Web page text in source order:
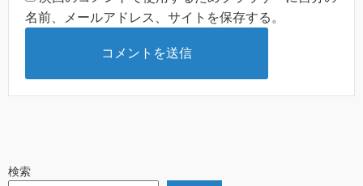
名前、メールアドレス、サイトを保存する。
検索